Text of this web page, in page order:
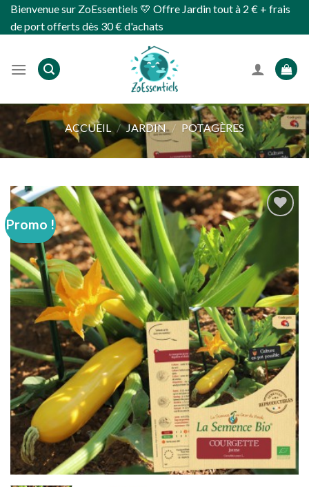
SkipBienvenue sur ZoEssentiels 💛 Offre Jardin tout à 2 € + frais
de port offerts dès 30 € d'achats
ACCUEIL / JARDIN / POTAGÈRES
Promo !
wishlist